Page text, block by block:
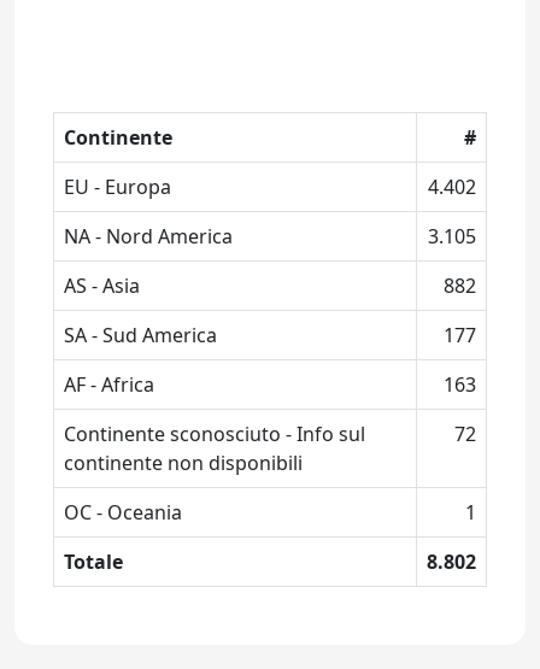
Continente
#
EU - Europa
4.402
NA - Nord America
3.105
AS - Asia
882
SA - Sud America
177
AF - Africa
163
Continente sconosciuto - Info sul
continente non disponibili
72
OC - Oceania
1
Totale
8.802